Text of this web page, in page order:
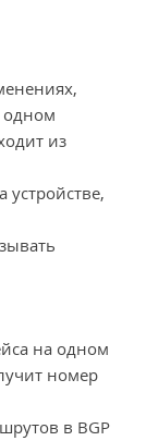
одном
из
на одном
номер
в BGP